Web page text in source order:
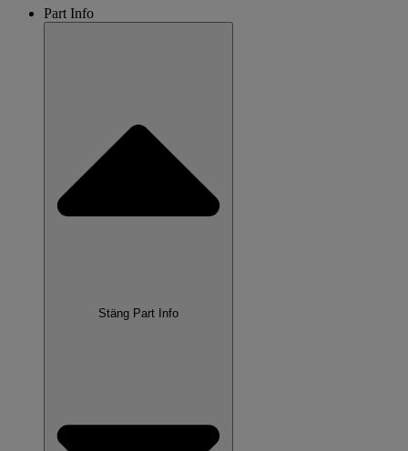
Part Info
Stäng Part Info